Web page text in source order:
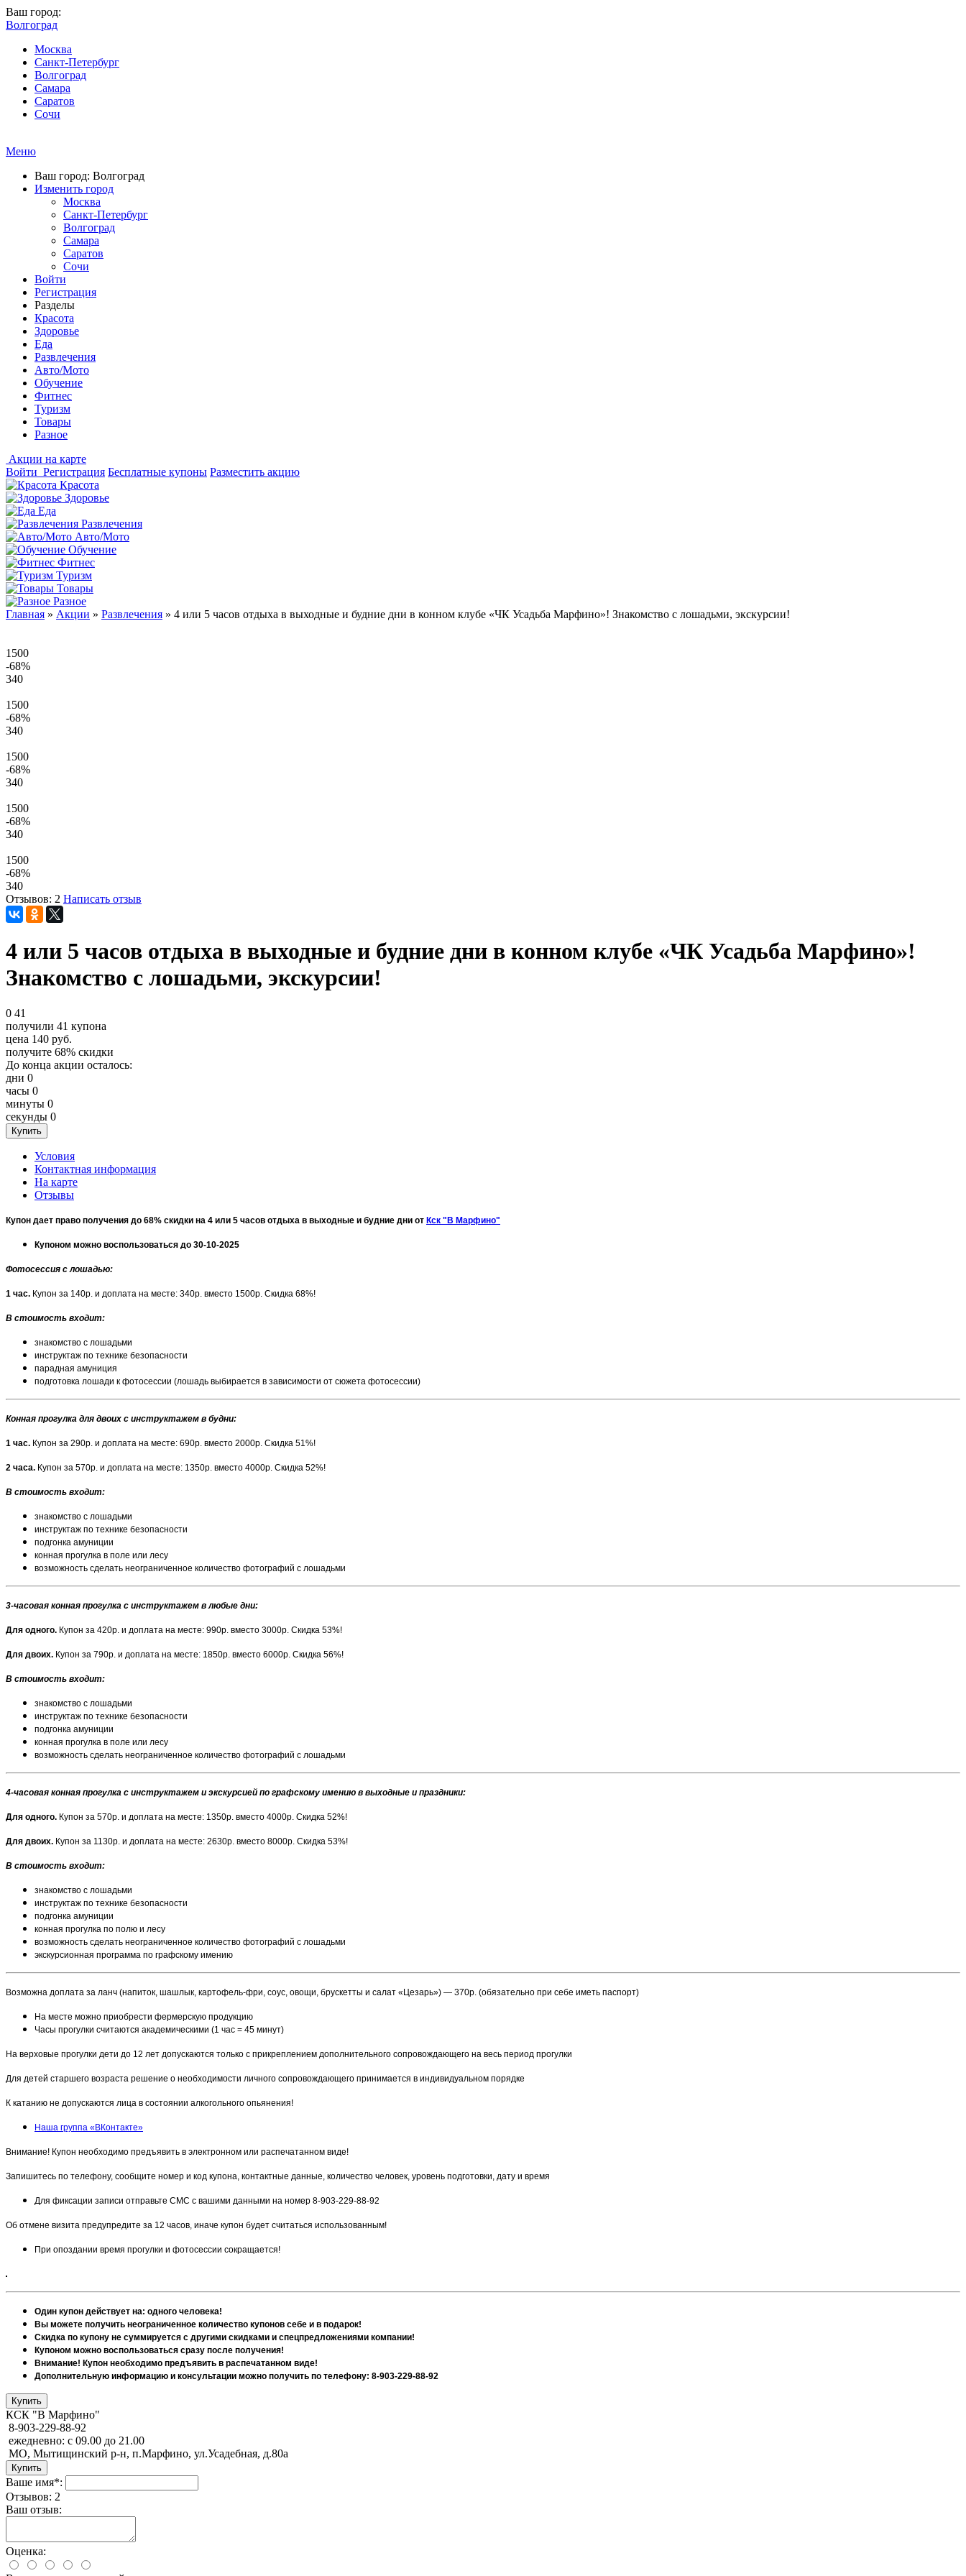
Ваш город:
Волгоград
Москва
Санкт-Петербург
Волгоград
Самара
Саратов
Сочи
Меню
Ваш город: Волгоград
Изменить город
Москва
Санкт-Петербург
Волгоград
Самара
Саратов
Сочи
Войти
Регистрация
Разделы
Красота
Здоровье
Еда
Развлечения
Авто/Мото
Обучение
Фитнес
Туризм
Товары
Разное
Акции на карте
Войти Регистрация Бесплатные купоны Разместить акцию
Красота
Здоровье
Еда
Развлечения
Авто/Мото
Обучение
Фитнес
Туризм
Товары
Разное
Главная » Акции » Развлечения » 4 или 5 часов отдыха в выходные и будние дни в конном клубе «ЧК Усадьба Марфино»! Знакомство с лошадьми, экскурсии!
1500
-68%
340
1500
-68%
340
1500
-68%
340
1500
-68%
340
1500
-68%
340
Отзывов: 2 Написать отзыв
4 или 5 часов отдыха в выходные и будние дни в конном клубе «ЧК Усадьба Марфино»!
Знакомство с лошадьми, экскурсии!
0 41
получили 41 купона
цена 140 руб.
получите 68% скидки
До конца акции осталось:
дни 0
часы 0
минуты 0
секунды 0
Условия
Контактная информация
На карте
Отзывы
Купон дает право получения до 68% скидки на 4 или 5 часов отдыха в выходные и будние дни от Кск "В Марфино"
Купоном можно воспользоваться до 30-10-2025
Фотосессия с лошадью:
1 час. Купон за 140р. и доплата на месте: 340р. вместо 1500р. Скидка 68%!
В стоимость входит:
знакомство с лошадьми
инструктаж по технике безопасности
парадная амуниция
подготовка лошади к фотосессии (лошадь выбирается в зависимости от сюжета фотосессии)
Конная прогулка для двоих с инструктажем в будни:
1 час. Купон за 290р. и доплата на месте: 690р. вместо 2000р. Скидка 51%!
2 часа. Купон за 570р. и доплата на месте: 1350р. вместо 4000р. Скидка 52%!
В стоимость входит:
знакомство с лошадьми
инструктаж по технике безопасности
подгонка амуниции
конная прогулка в поле или лесу
возможность сделать неограниченное количество фотографий с лошадьми
3-часовая конная прогулка с инструктажем в любые дни:
Для одного. Купон за 420р. и доплата на месте: 990р. вместо 3000р. Скидка 53%!
Для двоих. Купон за 790р. и доплата на месте: 1850р. вместо 6000р. Скидка 56%!
В стоимость входит:
знакомство с лошадьми
инструктаж по технике безопасности
подгонка амуниции
конная прогулка в поле или лесу
возможность сделать неограниченное количество фотографий с лошадьми
4-часовая конная прогулка с инструктажем и экскурсией по графскому имению в выходные и праздники:
Для одного. Купон за 570р. и доплата на месте: 1350р. вместо 4000р. Скидка 52%!
Для двоих. Купон за 1130р. и доплата на месте: 2630р. вместо 8000р. Скидка 53%!
В стоимость входит:
знакомство с лошадьми
инструктаж по технике безопасности
подгонка амуниции
конная прогулка по полю и лесу
возможность сделать неограниченное количество фотографий с лошадьми
экскурсионная программа по графскому имению
Возможна доплата за ланч (напиток, шашлык, картофель-фри, соус, овощи, брускетты и салат «Цезарь») — 370р. (обязательно при себе иметь паспорт)
На месте можно приобрести фермерскую продукцию
Часы прогулки считаются академическими (1 час = 45 минут)
На верховые прогулки дети до 12 лет допускаются только с прикреплением дополнительного сопровождающего на весь период прогулки
Для детей старшего возраста решение о необходимости личного сопровождающего принимается в индивидуальном порядке
К катанию не допускаются лица в состоянии алкогольного опьянения!
Наша группа «ВКонтакте»
Внимание! Купон необходимо предъявить в электронном или распечатанном виде!
Запишитесь по телефону, сообщите номер и код купона, контактные данные, количество человек, уровень подготовки, дату и время
Для фиксации записи отправьте СМС с вашими данными на номер 8-903-229-88-92
Об отмене визита предупредите за 12 часов, иначе купон будет считаться использованным!
При опоздании время прогулки и фотосессии сокращается!
Один купон действует на: одного человека!
Вы можете получить неограниченное количество купонов себе и в подарок!
Скидка по купону не суммируется с другими скидками и спецпредложениями компании!
Купоном можно воспользоваться сразу после получения!
Внимание! Купон необходимо предъявить в распечатанном виде!
Дополнительную информацию и консультации можно получить по телефону: 8-903-229-88-92
КСК "В Марфино"
8-903-229-88-92
ежедневно: с 09.00 до 21.00
МО, Мытищинский р-н, п.Марфино, ул.Усадебная, д.80а
Ваше имя*:
Отзывов: 2
Ваш отзыв:
Оценка: